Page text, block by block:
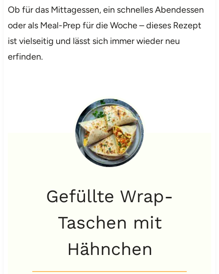
Ob für das Mittagessen, ein schnelles Abendessen
oder als Meal-Prep für die Woche – dieses Rezept
ist vielseitig und lässt sich immer wieder neu
erfinden.
Gefüllte Wrap-
Taschen mit
Hähnchen